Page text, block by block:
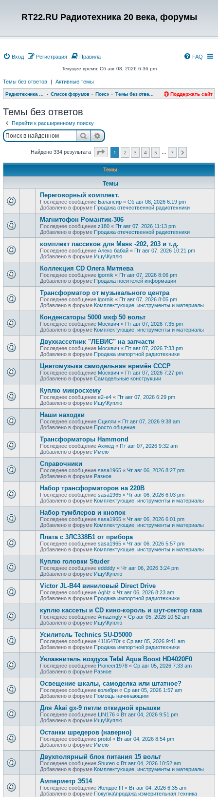
RT22.RU Радиотехника 20 века, форумы
Вход Регистрация FAQ
Правила
Текущее время: Сб авг 08, 2026 6:36 pm
Темы без ответов | Активные темы
Список форумов Поиск Темы без ответов Поддержать сайт
Темы без ответов
Перейти к расширенному поиску
ПоискРасширенный поиск
Найдено 334 результата Страница из
1 2 3 4 5 7
Темы
Темы
Переговорный комплект.
Последнее сообщение Балансир « Сб авг 08, 2026 6:19 pm
Добавлено в форуме Продажа отечественной радиотехники
Магнитофон Романтик-306
Последнее сообщение z180 « Пт авг 07, 2026 11:13 pm
Добавлено в форуме Продажа отечественной радиотехники
комплект пассиков для Маяк -202, 203 и т.д.
Последнее сообщение Алекс бабай « Пт авг 07, 2026 10:21 pm
Добавлено в форуме Ищу\Куплю
Коллекция CD Олега Митяева
Последнее сообщение igornik « Пт авг 07, 2026 8:06 pm
Добавлено в форуме Продажa носителей информации
Трансформатор от музыкального центра
Последнее сообщение igornik « Пт авг 07, 2026 8:05 pm
Добавлено в форуме Комплектующие, инструменты и материалы
Конденсаторы 5000 мкф 50 вольт
Последнее сообщение Москвич « Пт авг 07, 2026 7:35 pm
Добавлено в форуме Комплектующие, инструменты и материалы
Двухкассетник "ЛЕВИС" на запчасти
Последнее сообщение Москвич « Пт авг 07, 2026 7:33 pm
Добавлено в форуме Продажа импортной радиотехники
Цветомузыка самодельная времён СССР
Последнее сообщение Москвич « Пт авг 07, 2026 7:27 pm
Добавлено в форуме Самодельные конструкции
Куплю микросхему
Последнее сообщение e2-e4 « Пт авг 07, 2026 6:29 pm
Добавлено в форуме Ищу\Куплю
Наши находки
Последнее сообщение Сцилли « Пт авг 07, 2026 9:38 am
Добавлено в форуме Просто общение
Трансформаторы Hammond
Последнее сообщение Ахмед « Пт авг 07, 2026 9:32 am
Добавлено в форуме Имею
Справочники
Последнее сообщение sasa1965 « Чт авг 06, 2026 8:27 pm
Добавлено в форуме Разное
Набор трансформаторов на 220В
Последнее сообщение sasa1965 « Чт авг 06, 2026 6:03 pm
Добавлено в форуме Комплектующие, инструменты и материалы
Набор тумблеров и кнопок
Последнее сообщение sasa1965 « Чт авг 06, 2026 6:01 pm
Добавлено в форуме Комплектующие, инструменты и материалы
Плата с 3ЛС338Б1 от прибора
Последнее сообщение sasa1965 « Чт авг 06, 2026 5:57 pm
Добавлено в форуме Комплектующие, инструменты и материалы
Куплю головки Studer
Последнее сообщение eddddy « Чт авг 06, 2026 3:24 pm
Добавлено в форуме Ищу\Куплю
Victor JL-B44 виниловый Direct Drive
Последнее сообщение AgNz « Чт авг 06, 2026 8:23 am
Добавлено в форуме Продажа импортной радиотехники
куплю кассеты и CD кино-король и шут-сектор газа
Последнее сообщение Amazingly « Ср авг 05, 2026 10:52 am
Добавлено в форуме Ищу\Куплю
Усилитель Technics SU-D5000
Последнее сообщение 411i6470r « Ср авг 05, 2026 9:41 am
Добавлено в форуме Продажа импортной радиотехники
Увлажнитель воздуха Tefal Aqua Boost HD4020F0
Последнее сообщение Pioneer1978 « Ср авг 05, 2026 7:33 am
Добавлено в форуме Разное
Освещение шкалы, самоделка или штатное?
Последнее сообщение колибри « Ср авг 05, 2026 1:57 am
Добавлено в форуме Помощь начинающим
Для Akai gx-9 петли откидной крышки
Последнее сообщение LIN176 « Вт авг 04, 2026 9:51 pm
Добавлено в форуме Ищу\Куплю
Останки шредеров (наверно)
Последнее сообщение protol « Вт авг 04, 2026 8:54 pm
Добавлено в форуме Имею
Двухполярный блок питания 15 вольт
Последнее сообщение Shuren « Вт авг 04, 2026 10:52 am
Добавлено в форуме Комплектующие, инструменты и материалы
Амперметр Э514
Последнее сообщение Жендос !!! « Вт авг 04, 2026 6:35 am
Добавлено в форуме Покупка\продажа измерительная техника